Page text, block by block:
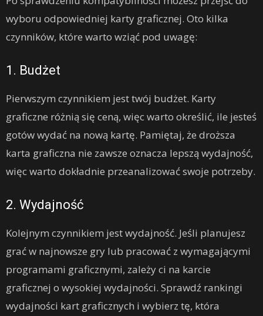
wyboru odpowiedniej karty graficznej. Oto kilka
czynników, które warto wziąć pod uwagę:
1. Budżet
Pierwszym czynnikiem jest twój budżet. Karty
graficzne różnią się ceną, więc warto określić, ile jesteś
gotów wydać na nową kartę. Pamiętaj, że droższa
karta graficzna nie zawsze oznacza lepszą wydajność,
więc warto dokładnie przeanalizować swoje potrzeby.
2. Wydajność
Kolejnym czynnikiem jest wydajność. Jeśli planujesz
grać w najnowsze gry lub pracować z wymagającymi
programami graficznymi, zależy ci na karcie
graficznej o wysokiej wydajności. Sprawdź rankingi
wydajności kart graficznych i wybierz tę, która